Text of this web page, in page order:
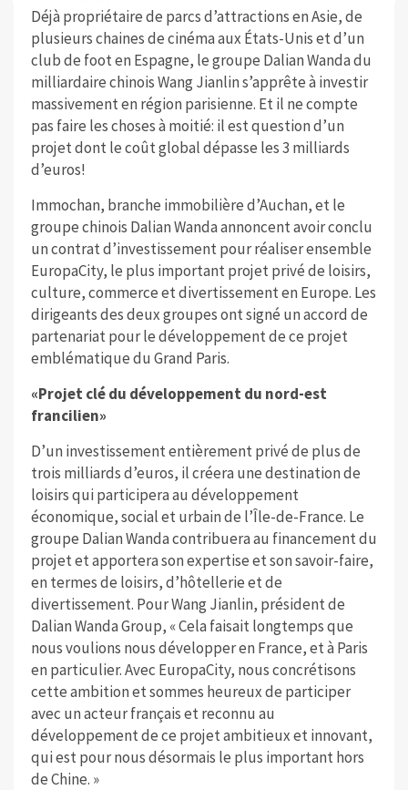
Déjà propriétaire de parcs d’attractions en Asie, de
plusieurs chaines de cinéma aux États-Unis et d’un
club de foot en Espagne, le groupe Dalian Wanda du
milliardaire chinois Wang Jianlin s’apprête à investir
massivement en région parisienne. Et il ne compte
pas faire les choses à moitié: il est question d’un
projet dont le coût global dépasse les 3 milliards
d’euros!
Immochan, branche immobilière d’Auchan, et le
groupe chinois Dalian Wanda annoncent avoir conclu
un contrat d’investissement pour réaliser ensemble
EuropaCity, le plus important projet privé de loisirs,
culture, commerce et divertissement en Europe. Les
dirigeants des deux groupes ont signé un accord de
partenariat pour le développement de ce projet
emblématique du Grand Paris.
«Projet clé du développement du nord-est
francilien»
D’un investissement entièrement privé de plus de
trois milliards d’euros, il créera une destination de
loisirs qui participera au développement
économique, social et urbain de l’Île-de-France. Le
groupe Dalian Wanda contribuera au financement du
projet et apportera son expertise et son savoir-faire,
en termes de loisirs, d’hôtellerie et de
divertissement. Pour Wang Jianlin, président de
Dalian Wanda Group, « Cela faisait longtemps que
nous voulions nous développer en France, et à Paris
en particulier. Avec EuropaCity, nous concrétisons
cette ambition et sommes heureux de participer
avec un acteur français et reconnu au
développement de ce projet ambitieux et innovant,
qui est pour nous désormais le plus important hors
de Chine. »